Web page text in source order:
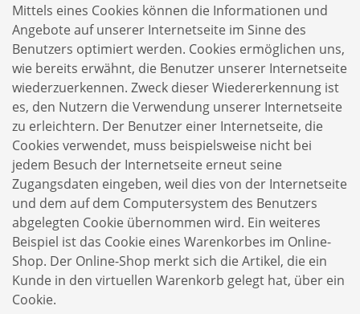
Mittels eines Cookies können die Informationen und
Angebote auf unserer Internetseite im Sinne des
Benutzers optimiert werden. Cookies ermöglichen uns,
wie bereits erwähnt, die Benutzer unserer Internetseite
wiederzuerkennen. Zweck dieser Wiedererkennung ist
es, den Nutzern die Verwendung unserer Internetseite
zu erleichtern. Der Benutzer einer Internetseite, die
Cookies verwendet, muss beispielsweise nicht bei
jedem Besuch der Internetseite erneut seine
Zugangsdaten eingeben, weil dies von der Internetseite
und dem auf dem Computersystem des Benutzers
abgelegten Cookie übernommen wird. Ein weiteres
Beispiel ist das Cookie eines Warenkorbes im Online-
Shop. Der Online-Shop merkt sich die Artikel, die ein
Kunde in den virtuellen Warenkorb gelegt hat, über ein
Cookie.